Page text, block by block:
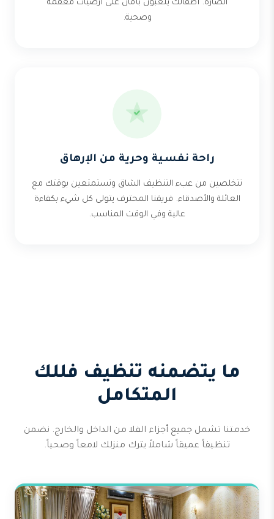
الضارة. أطفالك يلعبون بأمان على أرضيات معقمة
وصحية.
راحة نفسية وحرية من الإرهاق
تتخلصين من عبء التنظيف الشاق وتستمتعين بوقتك مع
العائلة والأصدقاء. فريقنا المحترف يتولى كل شيء بكفاءة
عالية وفي الوقت المناسب.
ما يتضمنه تنظيف فللك
المتكامل
خدمتنا تشمل جميع أجزاء الفلا من الداخل والخارج. نضمن
تنظيفاً عميقاً شاملاً يترك منزلك لامعاً وصحياً.